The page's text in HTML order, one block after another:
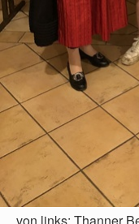
von links: Thanner